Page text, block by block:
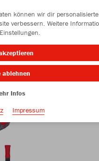
können wir dir personalisierte
verbessern. Weitere
ablehnen
Infos
Impressum